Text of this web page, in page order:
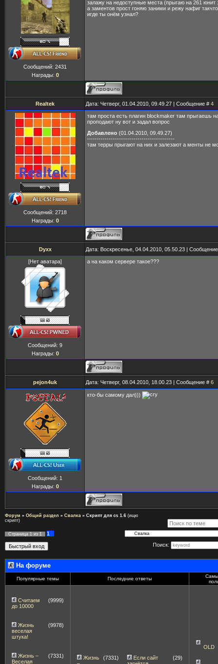
Сообщений: 2431
Награды: 0
залажу на недоступные места (прыгаю на 261 юнит
а заментов прост гоняю заними и режу нафиг
игде ты онём узнал?
Realtek Дата: Четверг, 01.04.2010, 09.49.27 | Сообщение # 4
Сообщений: 2718
Награды: 0
там проста есть плагин blockmaker там прыгаешь
проподают ну вот и задал вопрос
Добавлено (01.04.2010, 09.49.27)
---------------------------------------------
там терры прыгают на них и залезают а менты не
Dyxx Дата: Воскресенье, 04.04.2010, 05.50.23 |
[Нет аватара]
Сообщений: 9
Награды: 0
а на каком сервере такое???
pejon4uk Дата: Четверг, 08.04.2010, 18.00.23 | Сообщение # 6
Сообщений: 1
Награды: 0
кто-бы самому дал)))
Форум » Общий раздел » Свалка » Скрипт для cs 1.6 (ищю
скрипт)
Страница 1 из 1
1
Поиск:
На форуме
Популярные темы Последние ответы
Считаем
до 10000
(9999)
Жизнь
веселая
штука!
(9978)
Жизнь –
Веселая
(7331)
Жизнь
(7331)
Если сайт
(29)
OLD